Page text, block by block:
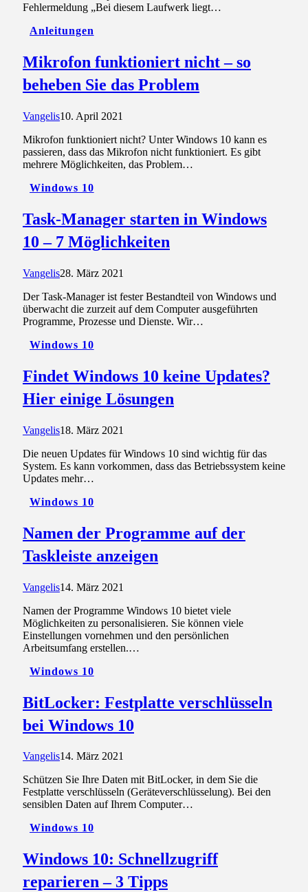
Fehlermeldung „Bei diesem Laufwerk liegt…
Anleitungen
Mikrofon funktioniert nicht – so
beheben Sie das Problem
Vangelis10. April 2021
Mikrofon funktioniert nicht? Unter Windows 10 kann es
passieren, dass das Mikrofon nicht funktioniert. Es gibt
mehrere Möglichkeiten, das Problem…
Windows 10
Task-Manager starten in Windows
10 – 7 Möglichkeiten
Vangelis28. März 2021
Der Task-Manager ist fester Bestandteil von Windows und
überwacht die zurzeit auf dem Computer ausgeführten
Programme, Prozesse und Dienste. Wir…
Windows 10
Findet Windows 10 keine Updates?
Hier einige Lösungen
Vangelis18. März 2021
Die neuen Updates für Windows 10 sind wichtig für das
System. Es kann vorkommen, dass das Betriebssystem keine
Updates mehr…
Windows 10
Namen der Programme auf der
Taskleiste anzeigen
Vangelis14. März 2021
Namen der Programme Windows 10 bietet viele
Möglichkeiten zu personalisieren. Sie können viele
Einstellungen vornehmen und den persönlichen
Arbeitsumfang erstellen.…
Windows 10
BitLocker: Festplatte verschlüsseln
bei Windows 10
Vangelis14. März 2021
Schützen Sie Ihre Daten mit BitLocker, in dem Sie die
Festplatte verschlüsseln (Geräteverschlüsselung). Bei den
sensiblen Daten auf Ihrem Computer…
Windows 10
Windows 10: Schnellzugriff
reparieren – 3 Tipps